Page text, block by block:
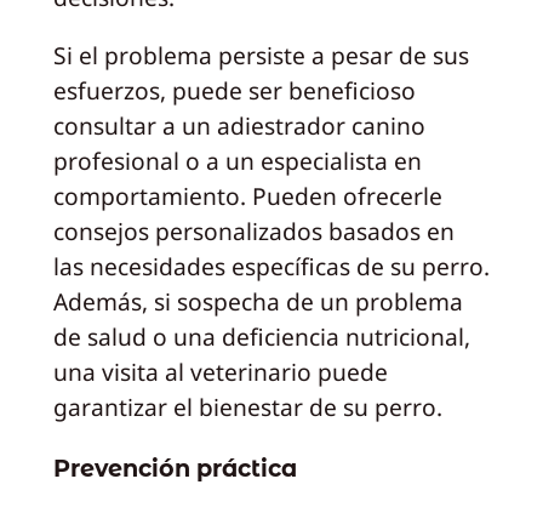
Si el problema persiste a pesar de sus
esfuerzos, puede ser beneficioso
consultar a un adiestrador canino
profesional o a un especialista en
comportamiento. Pueden ofrecerle
consejos personalizados basados en
las necesidades específicas de su perro.
Además, si sospecha de un problema
de salud o una deficiencia nutricional,
una visita al veterinario puede
garantizar el bienestar de su perro.
Prevención práctica